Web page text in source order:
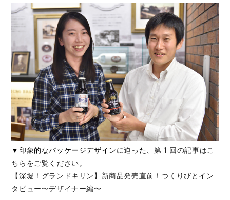
▼印象的なパッケージデザインに迫った、 第 1 回の記事はこ
ちらをご覧ください。
【深堀！グランドキリン】新商品発売直前！つくりびとイン
タビュー〜デザイナー編〜